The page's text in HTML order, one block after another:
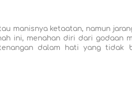
manisnya ketaatan, namun
ini, menahan diri dari godaan
dalam hati yang tidak